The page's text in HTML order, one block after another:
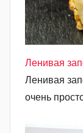
Ленивая
Ленивая
очень